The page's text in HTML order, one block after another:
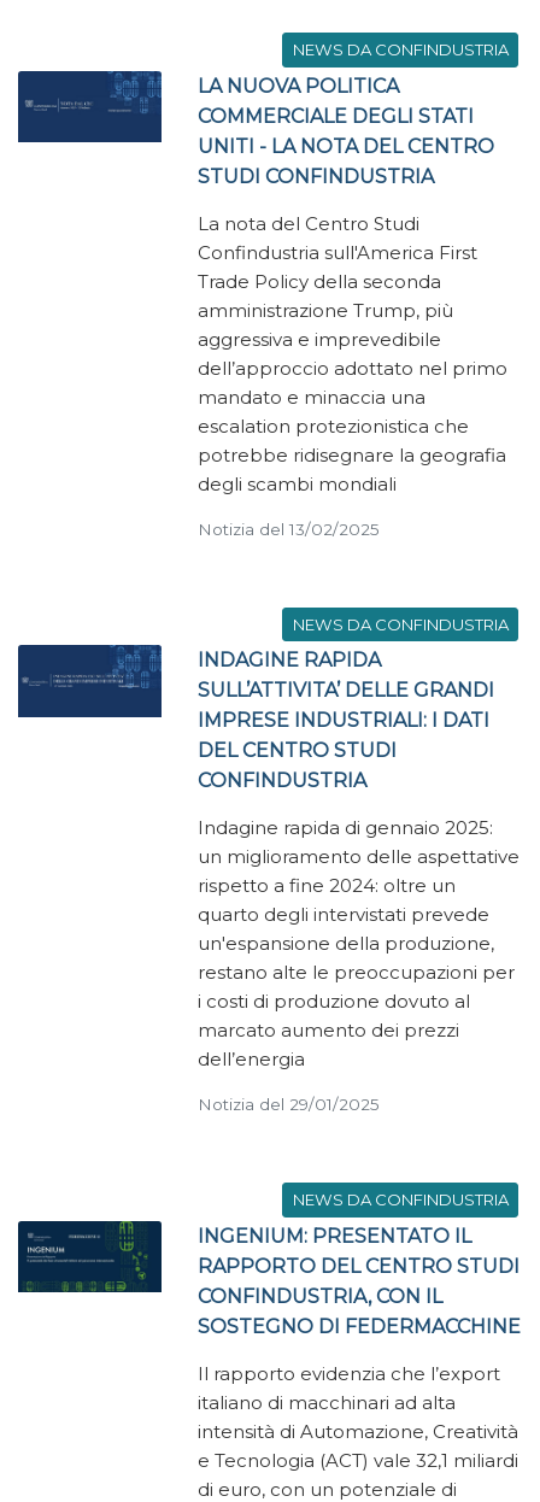
NEWS DA CONFINDUSTRIA
LA NUOVA POLITICA
COMMERCIALE DEGLI STATI
UNITI - LA NOTA DEL CENTRO
STUDI CONFINDUSTRIA
La nota del Centro Studi
Confindustria sull'America First
Trade Policy della seconda
amministrazione Trump, più
aggressiva e imprevedibile
dell’approccio adottato nel primo
mandato e minaccia una
escalation protezionistica che
potrebbe ridisegnare la geografia
degli scambi mondiali
Notizia del 13/02/2025
NEWS DA CONFINDUSTRIA
INDAGINE RAPIDA
SULL’ATTIVITA’ DELLE GRANDI
IMPRESE INDUSTRIALI: I DATI
DEL CENTRO STUDI
CONFINDUSTRIA
Indagine rapida di gennaio 2025:
un miglioramento delle aspettative
rispetto a fine 2024: oltre un
quarto degli intervistati prevede
un'espansione della produzione,
restano alte le preoccupazioni per
i costi di produzione dovuto al
marcato aumento dei prezzi
dell’energia
Notizia del 29/01/2025
NEWS DA CONFINDUSTRIA
INGENIUM: PRESENTATO IL
RAPPORTO DEL CENTRO STUDI
CONFINDUSTRIA, CON IL
SOSTEGNO DI FEDERMACCHINE
Il rapporto evidenzia che l’export
italiano di macchinari ad alta
intensità di Automazione, Creatività
e Tecnologia (ACT) vale 32,1 miliardi
di euro, con un potenziale di